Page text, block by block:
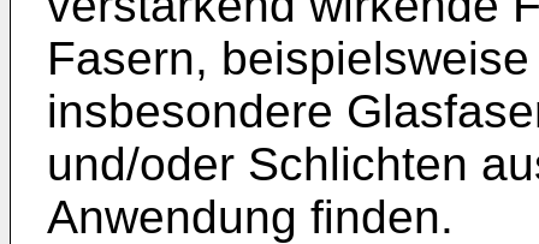
Fasern,
insbesondere
und/oder Schlichten
Anwendung finden.